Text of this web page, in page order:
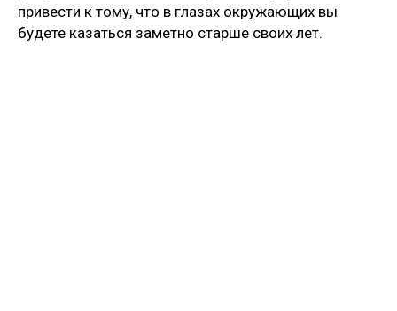
привести к тому, что в глазах окружающих вы
будете казаться заметно старше своих лет.